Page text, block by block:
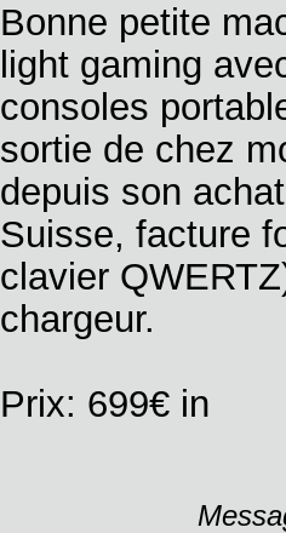
Bonne petite
light gaming
consoles
sortie de chez
depuis son
Suisse, facture
clavier
chargeur.
Prix: 699€ in